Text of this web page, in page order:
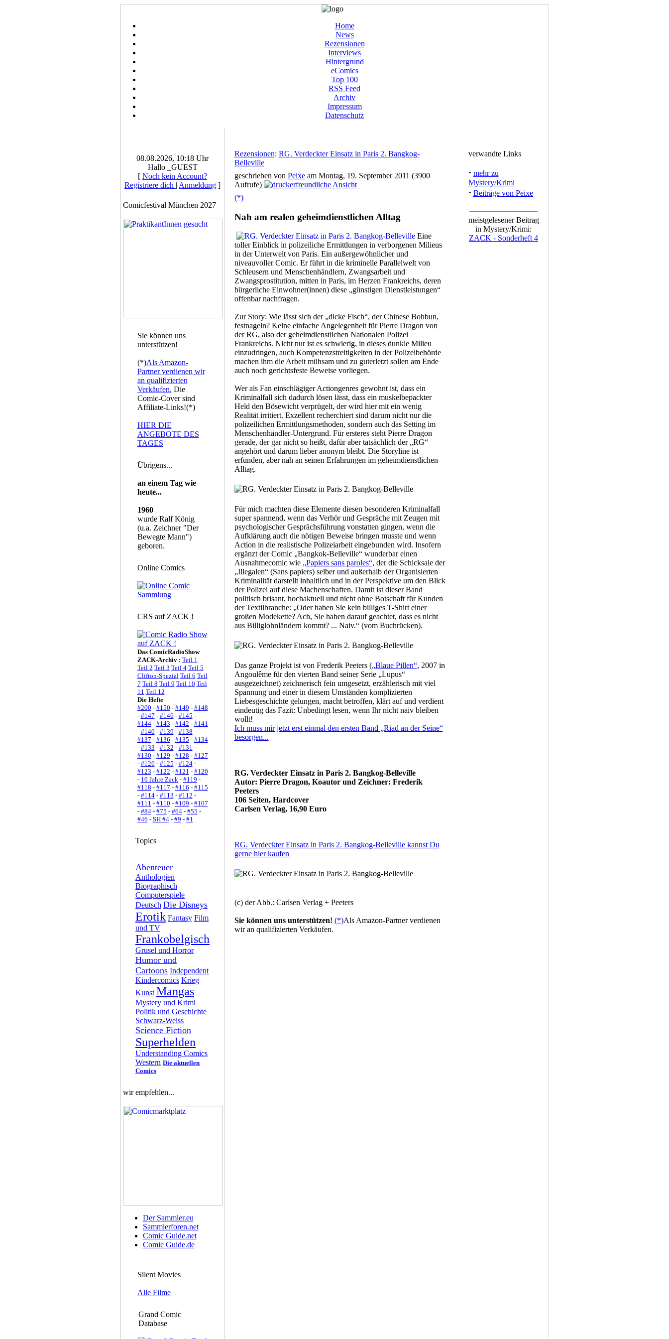
Home
News
Rezensionen
Interviews
Hintergrund
eComics
Top 100
RSS Feed
Archiv
Impressum
Datenschutz
08.08.2026, 10:18 Uhr
Hallo _GUEST
[ Noch kein Account?
Registriere dich | Anmeldung ]
Comicfestival München 2027
Sie können uns
unterstützen!
(*)Als Amazon-
Partner verdienen wir
an qualifizierten
Verkäufen. Die
Comic-Cover sind
Affiliate-Links!(*)
HIER DIE
ANGEBOTE DES
TAGES
Übrigens...
an einem Tag wie
heute...
1960
wurde Ralf König
(u.a. Zeichner "Der
Bewegte Mann")
geboren.
Online Comics
CRS auf ZACK !
Das ComicRadioShow
ZACK-Archiv : Teil 1
Teil 2 Teil 3 Teil 4 Teil 5
Clifton-Spezial Teil 6 Teil
7 Teil 8 Teil 9 Teil 10 Teil
11 Teil 12
Die Hefte
#200 - #150 - #149 - #148
- #147 - #146 - #145 -
#144- #143 - #142 - #141
- #140 - #139 - #138 -
#137 - #136 - #135 - #134
- #133 - #132 - #131 -
#130 - #129 - #128 - #127
- #126 - #125 - #124-
#123 - #122 - #121 - #120
- 10 Jahre Zack- #119 -
#118 - #117 - #116 - #115
- #114- #113 - #112 -
#111 - #110 - #109 - #107
- #84- #75 - #64- #55 -
#46 - SH #4- #9 - #1
Topics
Abenteuer
Anthologien
Biographisch
Computerspiele
Deutsch Die Disneys
Erotik Fantasy Film
und TV
Frankobelgisch
Grusel und Horror
Humor und
Cartoons Independent
Kindercomics Krieg
Kunst Mangas
Mystery und Krimi
Politik und Geschichte
Schwarz-Weiss
Science Fiction
Superhelden
Understanding Comics
Western Die aktuellen
Comics
wir empfehlen...
Der Sammler.eu
Sammlerforen.net
Comic Guide.net
Comic Guide.de
Silent Movies
Alle Filme
Grand Comic
Database
Rezensionen: RG. Verdeckter Einsatz in Paris 2. Bangkog-
Belleville
geschrieben von Peixeam Montag, 19. September 2011 (3900
Aufrufe)
(*)
Nah am realen geheimdienstlichen Alltag
Eine
toller Einblick in polizeiliche Ermittlungen in verborgenen Milieus
in der Unterwelt von Paris. Ein außergewöhnlicher und
niveauvoller Comic. Er führt in die kriminelle Parallelwelt von
Schleusern und Menschenhändlern, Zwangsarbeit und
Zwangsprostitution, mitten in Paris, im Herzen Frankreichs, deren
bürgerliche Einwohner(innen) diese „günstigen Dienstleistungen“
offenbar nachfragen.
Zur Story: Wie lässt sich der „dicke Fisch“, der Chinese Bohbun,
festnageln? Keine einfache Angelegenheit für Pierre Dragon von
der RG, also der geheimdienstlichen Nationalen Polizei
Frankreichs. Nicht nur ist es schwierig, in dieses dunkle Milieu
einzudringen, auch Kompetenzstreitigkeiten in der Polizeibehörde
machen ihm die Arbeit mühsam und zu guterletzt sollen am Ende
auch noch gerichtsfeste Beweise vorliegen.
Wer als Fan einschlägiger Actiongenres gewohnt ist, dass ein
Kriminalfall sich dadurch lösen lässt, dass ein muskelbepackter
Held den Bösewicht verprügelt, der wird hier mit ein wenig
Realität irritiert. Exzellent recherchiert sind darum nicht nur die
polizeilichen Ermittlungsmethoden, sondern auch das Setting im
Menschenhändler-Untergrund. Für ersteres steht Pierre Dragon
gerade, der gar nicht so heißt, dafür aber tatsächlich der „RG“
angehört und darum lieber anonym bleibt. Die Storyline ist
erfunden, aber nah an seinen Erfahrungen im geheimdienstlichen
Alltag.
Für mich machten diese Elemente diesen besonderen Kriminalfall
super spannend, wenn das Verhör und Gespräche mit Zeugen mit
psychologischer Gesprächsführung vonstatten gingen, wenn die
Aufklärung auch die nötigen Beweise bringen musste und wenn
Action in die realistische Polizeiarbeit eingebunden wird. Insofern
ergänzt der Comic „Bangkok-Belleville“ wunderbar einen
Ausnahmecomic wie „Papiers sans paroles“, der die Schicksale der
„Illegalen“ (Sans papiers) selber und außerhalb der Organisierten
Kriminalität darstellt inhaltlich und in der Perspektive um den Blick
der Polizei auf diese Machenschaften. Damit ist dieser Band
politisch brisant, hochaktuell und nicht ohne Botschaft für Kunden
der Textilbranche: „Oder haben Sie kein billiges T-Shirt einer
großen Modekette? Ach, Sie haben darauf geachtet, dass es nicht
aus Billiglohnländern kommt? ... Naiv.“ (vom Buchrücken).
Das ganze Projekt ist von Frederik Peeters („Blaue Pillen“, 2007 in
Angoulême für den vierten Band seiner Serie „Lupus“
ausgezeichnet) zeichnerisch fein umgesetzt, erzählerisch mit viel
Spannung und einer in diesem Umständen komplizierten
Liebesgeschichte gelungen, macht betroffen, klärt auf und verdient
eindeutig das Fazit: Unbedingt lesen, wenn Ihr nicht naiv bleiben
wollt!
Ich muss mir jetzt erst einmal den ersten Band „Riad an der Seine“
besorgen...
RG. Verdeckter Einsatz in Paris 2. Bangkog-Belleville
Autor: Pierre Dragon, Koautor und Zeichner: Frederik
Peeters
106 Seiten, Hardcover
Carlsen Verlag, 16,90 Euro
RG. Verdeckter Einsatz in Paris 2. Bangkog-Belleville kannst Du
gerne hier kaufen
(c) der Abb.: Carlsen Verlag + Peeters
Sie können uns unterstützen! (*)Als Amazon-Partner verdienen
wir an qualifizierten Verkäufen.
verwandte Links
· mehr zu
Mystery/Krimi
· Beiträge von Peixe
meistgelesener Beitrag
in Mystery/Krimi:
ZACK - Sonderheft 4